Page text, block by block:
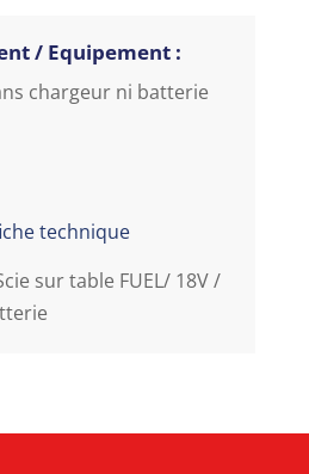
/ Equipement :
chargeur ni batterie
technique
sur table FUEL/ 18V /